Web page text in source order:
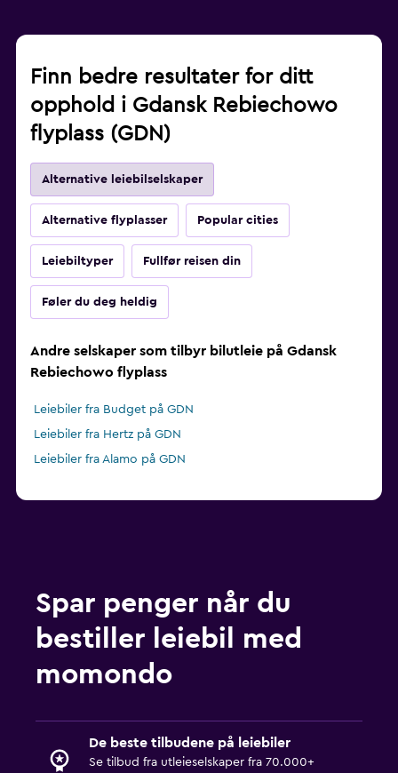
Finn bedre resultater for ditt
opphold i Gdansk Rebiechowo
flyplass (GDN)
Alternative leiebilselskaper
Alternative flyplasser Popular cities
Leiebiltyper Fullfør reisen din
Føler du deg heldig
Andre selskaper som tilbyr bilutleie på Gdansk
Rebiechowo flyplass
Leiebiler fra Budget på GDN
Leiebiler fra Hertz på GDN
Leiebiler fra Alamo på GDN
Spar penger når du
bestiller leiebil med
momondo
De beste tilbudene på leiebiler
Se tilbud fra utleieselskaper fra 70.000+